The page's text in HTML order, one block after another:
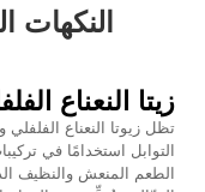
النكهات
زيتا النعناع
تظل زيوتا النعناع
التوابل استخدامًا في
الطعم المنعش والنظيف